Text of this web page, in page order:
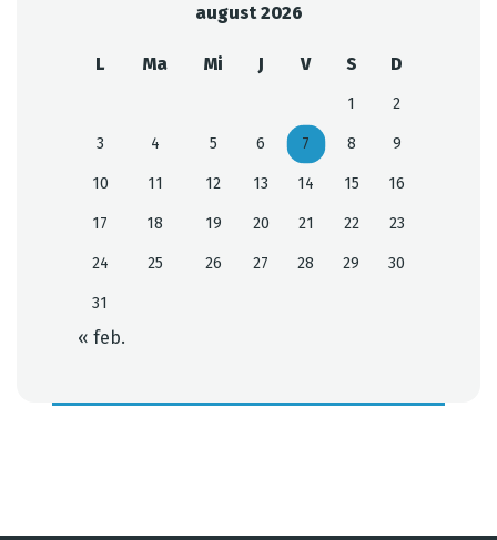
august 2026
L Ma Mi J V S D
1 2
3 4 5 6 7 8 9
10 11 12 13 14 15 16
17 18 19 20 21 22 23
24 25 26 27 28 29 30
31
« feb.